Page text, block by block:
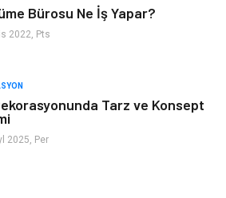
Bürosu Ne İş Yapar?
2022, Pts
Tarz ve Konsept
2025, Per